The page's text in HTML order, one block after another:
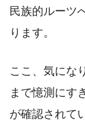
民族的ルーツ
ります。
ここ、気にな
まで憶測にす
が確認されて